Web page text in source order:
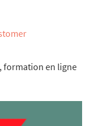
, formation en ligne